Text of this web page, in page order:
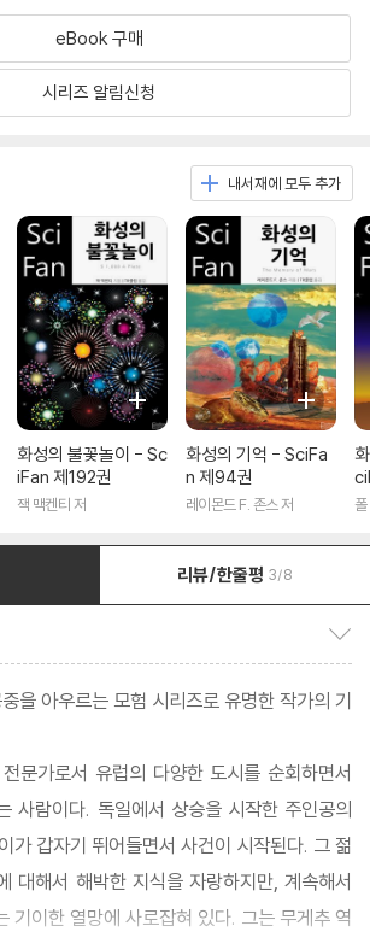
eBook 구매
시리즈 알림신청
내서재에 모두 추가
화성의 불꽃놀이 - Sc
iFan 제192권
잭 맥켄티 저
화성의 기억 - SciFa
n 제94권
레이몬드 F. 존스 저 폴
리뷰/한줄평 3/8
을 아우르는 모험 시리즈로 유명한 작가의 기
문가로서 유럽의 다양한 도시를 순회하면서
사람이다. 독일에서 상승을 시작한 주인공의
가 갑자기 뛰어들면서 사건이 시작된다. 그 젊
대해서 해박한 지식을 자랑하지만, 계속해서
기이한 열망에 사로잡혀 있다. 그는 무게추 역